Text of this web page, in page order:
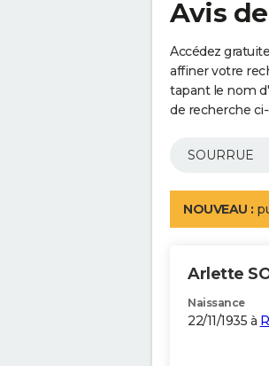
Avis
Accédez
affiner votre
tapant le nom
de recherche
NOUVEAU :
Arlette
Naissance
22/11/1935 à